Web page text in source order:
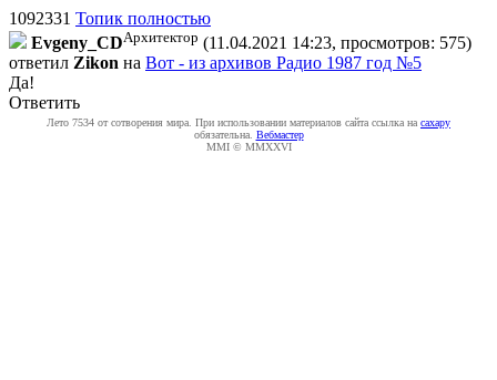
1092331 Топик полностью
Evgeny_CDАрхитектор (11.04.2021 14:23, просмотров: 575)
ответил Zikon на Вот - из архивов Радио 1987 год №5
Да!
Ответить
Лето 7534 от сотворения мира. При использовании материалов сайта ссылка на caxapу
обязательна. Вебмастер
MMI © MMXXVI